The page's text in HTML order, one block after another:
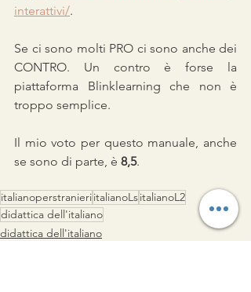
interattivi/.
Se ci sono molti PRO ci sono anche dei
CONTRO. Un contro è forse la
piattaforma Blinklearning che non è
troppo semplice.
Il mio voto per questo manuale, anche
se sono di parte, è 8,5.
italianoperstranieriitalianoLsitalianoL2
didattica dell'italiano
didattica dell'italiano